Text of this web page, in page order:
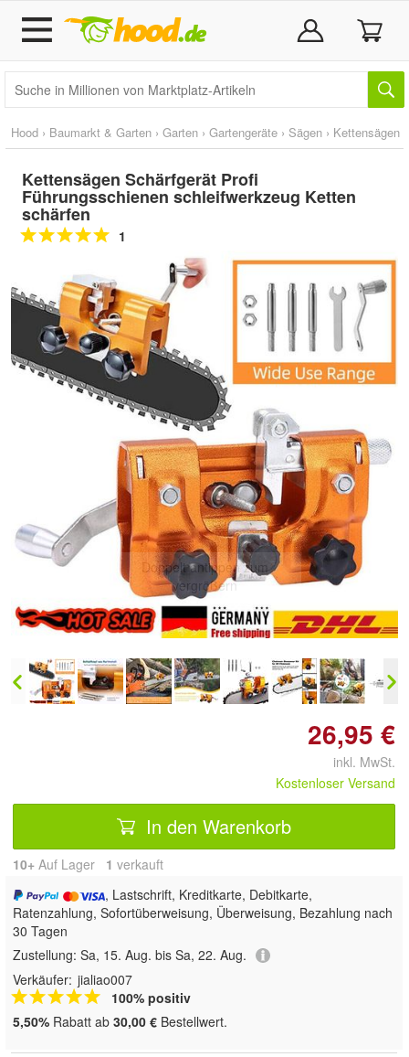
Hood › Baumarkt & Garten › Garten › Gartengeräte › Sägen › Kettensägen
Kettensägen Schärfgerät Profi
Führungsschienen schleifwerkzeug Ketten
schärfen
1
Doppelt antippen zum
vergrößern
26,95 €
inkl. MwSt.
Kostenloser Versand
In den Warenkorb
10+ Auf Lager 1 verkauft
, Lastschrift, Kreditkarte, Debitkarte,
Ratenzahlung, Sofortüberweisung, Überweisung, Bezahlung nach
30 Tagen
Zustellung: Sa, 15. Aug. bis Sa, 22. Aug.
Verkäufer: jialiao007
100% positiv
5,50% Rabatt ab 30,00 € Bestellwert.